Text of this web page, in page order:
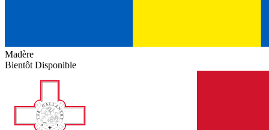
Madère
Bientôt Disponible